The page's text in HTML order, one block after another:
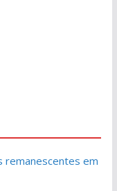
remanescentes em